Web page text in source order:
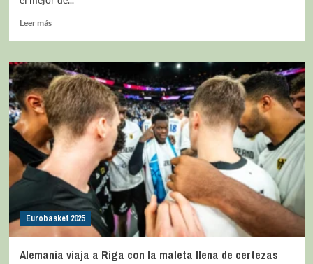
Leer más
Eurobasket 2025
Alemania viaja a Riga con la maleta llena de certezas